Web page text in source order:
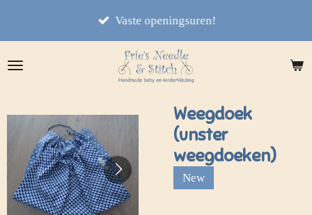
de
Vaste openingsuren!
Weegdoek
(unster
weegdoeken)
New